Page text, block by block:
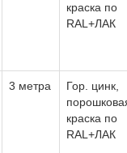
краска по
RAL+ЛАК
3 метра
Гор. цинк,
краска по
RAL+ЛАК